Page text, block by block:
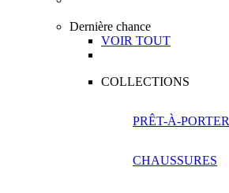
Dernière chance
VOIR TOUT
COLLECTIONS
PRÊT-À-PORTER
CHAUSSURES